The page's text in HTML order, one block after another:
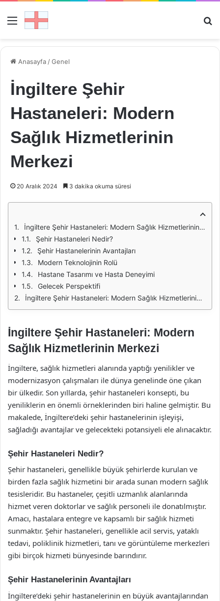
Menü
Anasayfa /Genel
İngiltere Şehir
Hastaneleri: Modern
Sağlık Hizmetlerinin
Merkezi
20 Aralık 2024 3 dakika okuma süresi
İngiltere Şehir Hastaneleri: Modern Sağlık Hizmetlerinin Merkezi
Şehir Hastaneleri Nedir?
Şehir Hastanelerinin Avantajları
Modern Teknolojinin Rolü
Hastane Tasarımı ve Hasta Deneyimi
Gelecek Perspektifi
İngiltere Şehir Hastaneleri: Modern Sağlık Hizmetlerinin Merkezi
İngiltere Şehir Hastaneleri: Modern
Sağlık Hizmetlerinin Merkezi
İngiltere, sağlık hizmetleri alanında yaptığı yenilikler ve
modernizasyon çalışmaları ile dünya genelinde öne çıkan
bir ülkedir. Son yıllarda, şehir hastaneleri konsepti, bu
yeniliklerin en önemli örneklerinden biri haline gelmiştir. Bu
makalede, İngiltere’deki şehir hastanelerinin işleyişi,
sağladığı avantajlar ve gelecekteki potansiyeli ele alınacaktır.
Şehir Hastaneleri Nedir?
Şehir hastaneleri, genellikle büyük şehirlerde kurulan ve
birden fazla sağlık hizmetini bir arada sunan modern sağlık
tesisleridir. Bu hastaneler, çeşitli uzmanlık alanlarında
hizmet veren doktorlar ve sağlık personeli ile donatılmıştır.
Amacı, hastalara entegre ve kapsamlı bir sağlık hizmeti
sunmaktır. Şehir hastaneleri, genellikle acil servis, yataklı
tedavi, poliklinik hizmetleri, tanı ve görüntüleme merkezleri
gibi birçok hizmeti bünyesinde barındırır.
Şehir Hastanelerinin Avantajları
İngiltere’deki şehir hastanelerinin en büyük avantajlarından